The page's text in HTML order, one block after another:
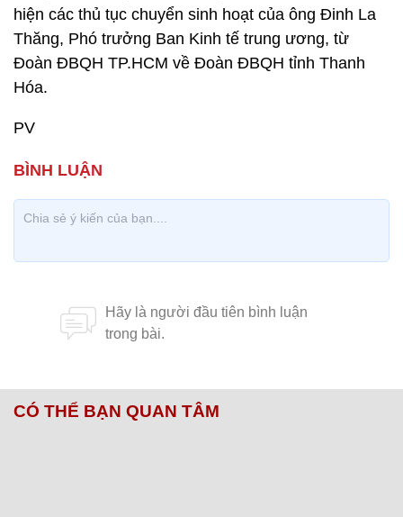
hiện các thủ tục chuyển sinh hoạt của ông Đinh La
Thăng, Phó trưởng Ban Kinh tế trung ương, từ
Đoàn ĐBQH TP.HCM về Đoàn ĐBQH tỉnh Thanh
Hóa.
PV
CÓ THỂ BẠN QUAN TÂM